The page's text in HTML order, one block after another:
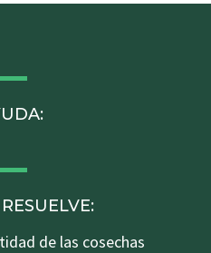
de las cosechas